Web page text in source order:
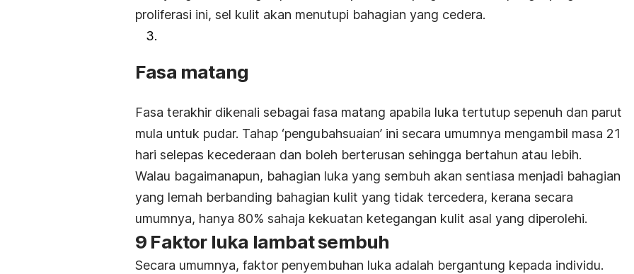
proliferasi ini, sel kulit akan menutupi bahagian yang cedera.
Fasa matang
Fasa terakhir dikenali sebagai fasa matang apabila luka tertutup sepenuh dan parut
mula untuk pudar. Tahap ‘pengubahsuaian’ ini secara umumnya mengambil masa 21
hari selepas kecederaan dan boleh berterusan sehingga bertahun atau lebih.
Walau bagaimanapun, bahagian luka yang sembuh akan sentiasa menjadi bahagian
yang lemah berbanding bahagian kulit yang tidak tercedera, kerana secara
umumnya, hanya 80% sahaja kekuatan ketegangan kulit asal yang diperolehi.
9 Faktor luka lambat sembuh
Secara umumnya, faktor penyembuhan luka adalah bergantung kepada individu.